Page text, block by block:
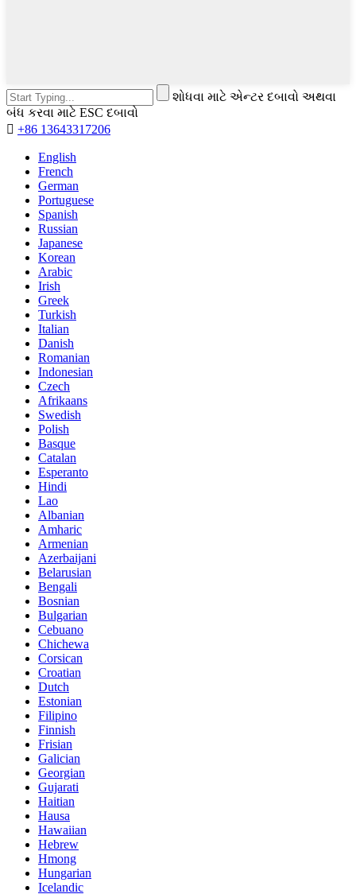
શોધવા માટે એન્ટર દબાવો અથવા
બંધ કરવા માટે ESC દબાવો
 +86 13643317206
English
French
German
Portuguese
Spanish
Russian
Japanese
Korean
Arabic
Irish
Greek
Turkish
Italian
Danish
Romanian
Indonesian
Czech
Afrikaans
Swedish
Polish
Basque
Catalan
Esperanto
Hindi
Lao
Albanian
Amharic
Armenian
Azerbaijani
Belarusian
Bengali
Bosnian
Bulgarian
Cebuano
Chichewa
Corsican
Croatian
Dutch
Estonian
Filipino
Finnish
Frisian
Galician
Georgian
Gujarati
Haitian
Hausa
Hawaiian
Hebrew
Hmong
Hungarian
Icelandic